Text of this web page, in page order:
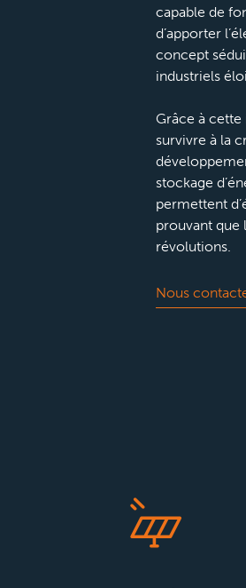
capable de
d’apporter
concept
industriels
Grâce à
survivre à la
stockage
permettent
prouvant que
révolutions.
Nous